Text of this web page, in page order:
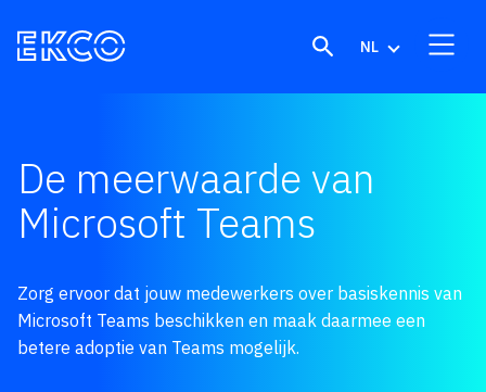
NL
De meerwaarde van
Microsoft Teams
Zorg ervoor dat jouw medewerkers over basiskennis van
Microsoft Teams beschikken en maak daarmee een
betere adoptie van Teams mogelijk.